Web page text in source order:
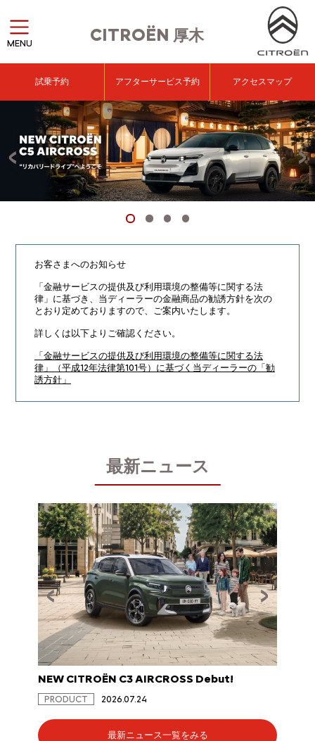
CITROËN 厚木
MENU
試乗予約 アフターサービス予約 アクセスマップ
お客さまへのお知らせ
「金融サービスの提供及び利用環境の整備等に関する法
律」に基づき、 当ディーラーの金融商品の勧誘方針を次の
とおり定めておりますので、ご案内いたします。
詳しくは以下よりご確認ください。
「金融サービスの提供及び利用環境の整備等に関する法
律」（平成12年法律第101号）に基づく当ディーラーの「勧
誘方針」
最新ニュース
NEW CITROËN C3 AIRCROSS Debut!
PRODUCT 2026.07.24
最新ニュース一覧をみる